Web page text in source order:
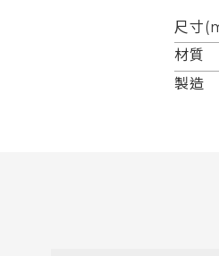
尺寸
材質
製造